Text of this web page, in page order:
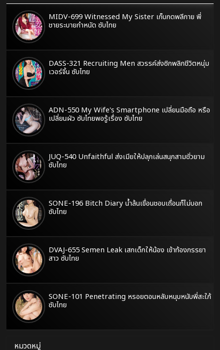
MIDV-699 Witnessed My Sister เก็บกดพลีกาย พี่
ชายระบายกำหนัด ซับไทย
DASS-321 Recruiting Men สวรรค์ส่งซิกพลิกชีวิตหนุ่ม
เวอร์จิ้น ซับไทย
ADN-550 My Wife's Smartphone เปลี่ยนมือถือ หรือ
เปลี่ยนผัว ซับไทยพอรู้เรื่อง ซับไทย
JUQ-540 Unfaithful ส่งเมียให้ปลุกเล่นสนุกสามชั่วยาม
ซับไทย
SONE-196 Bitch Diary น้ำล้นเขื่อนชอบเถื่อนก็ไม่บอก
ซับไทย
DVAJ-655 Semen Leak เสกเด็กให้น้อง เข้าท้องภรรยา
สาว ซับไทย
SONE-101 Penetrating หรอยตอนหลับหนุบหนับพี่สะใภ้
ซับไทย
หมวดหมู่